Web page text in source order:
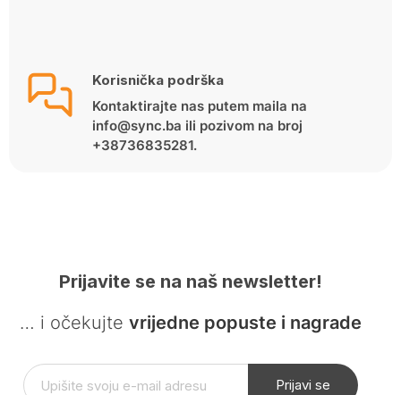
Korisnička podrška
Kontaktirajte nas putem maila na
info@sync.ba ili pozivom na broj
+38736835281.
Prijavite se na naš newsletter!
… i očekujte vrijedne popuste i nagrade
Prijavi se